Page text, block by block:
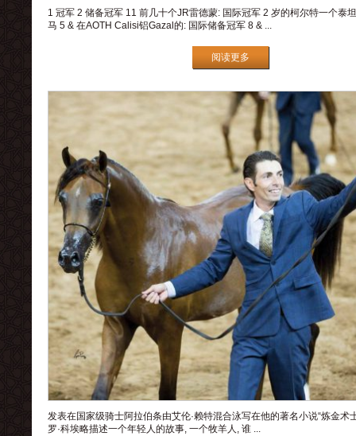
1 冠军 2 储备冠军 11 前几十个JR雷德蒙: 国际冠军 2 岁的柯尔特一个泰
马 5 & 在AOTH Calisi铝Gazal的: 国际储备冠军 8 & ...
阅读更多
发表在国家级骑士阿拉伯条由艾伦·赖特混合泳写在他的著名小说“炼金术
罗·科埃略描述一个年轻人的故事, 一个牧羊人, 谁 ...